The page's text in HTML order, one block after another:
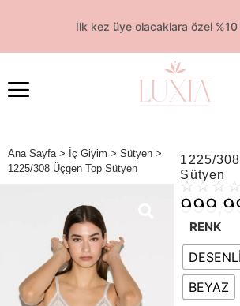
İlk kez üye olacaklara özel %10
Ana Sayfa > İç Giyim > Sütyen >
1225/308 Üçgen Top Sütyen
1225/
Sütyen
☆ ☆ ☆ ☆
RENK
DESENLİ
BEYAZ